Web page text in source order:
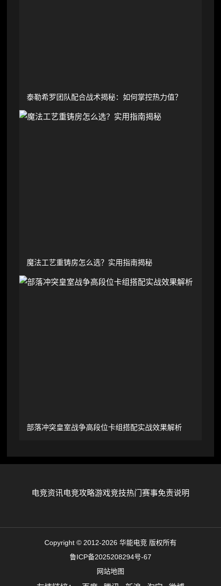
泰勒希罗团队配合战术揭秘：如何掌控热力值？
魔法工艺重铸房怎么选？实用指南揭秘
部落冲突皇室战争高段位卡组搭配实战效果解析
电竞资讯电竞攻略游戏竞技热门赛事免责说明
Copyright © 2012-2026 华能电竞 版权所有
鲁ICP备2025208294号-67
网站地图